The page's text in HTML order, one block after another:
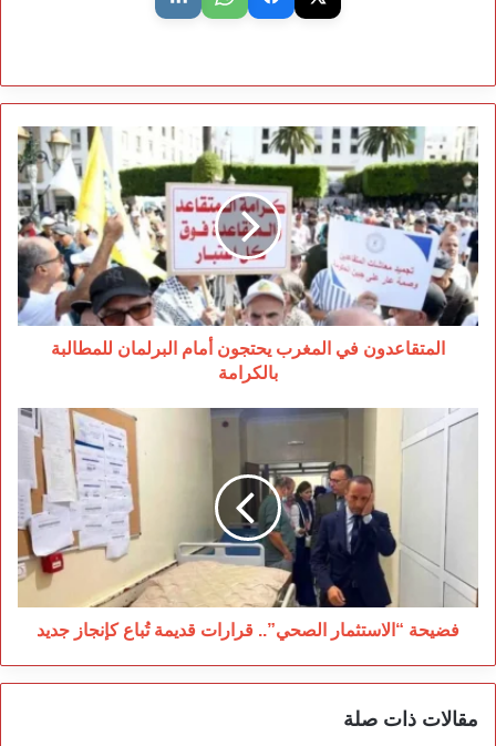
المتقاعدون
في
المغرب
يحتجون
أمام
البرلمان
للمطالبة
بالكرامة
المتقاعدون في المغرب يحتجون أمام البرلمان للمطالبة
بالكرامة
فضيحة
“الاستثمار
الصحي”..
قرارات
قديمة
تُباع
كإنجاز
جديد
فضيحة “الاستثمار الصحي”.. قرارات قديمة تُباع كإنجاز جديد
مقالات ذات صلة